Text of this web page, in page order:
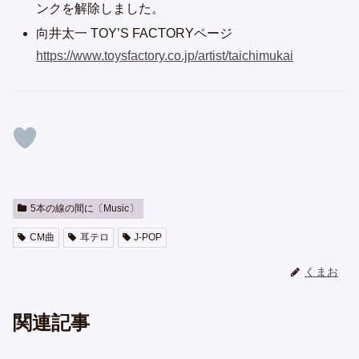
ンクを解除しました。
向井太一 TOY’S FACTORYページ
https://www.toysfactory.co.jp/artist/taichimukai
5本の線の間に〔Music〕
CM曲 耳テロ J-POP
くまお
関連記事